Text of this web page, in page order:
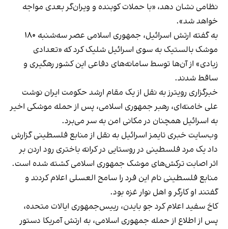
نظامی نشان دهد، «با حملات کوبنده و ویران‌گر بعدی مواجه
خواهد شد».
به گفته ارتش اسرائیل، جمهوری اسلامی عصر سه‌شنبه ۱۸۰
موشک بالستیک به سوی اسرائیل شلیک کرد که «تعدادی
زیادی» از آن‌ها توسط سامانه‌های دفاعی این کشور رهگیری و
ساقط شدند.
خبرگزاری رویترز به نقل از یک مقام ارشد حکومت ایران نوشت
علی خامنه‌ای، رهبر جمهوری اسلامی، پس از حمله موشکی اخیر
به اسرائیل همچنان در مکانی امن به سر می‌برد.
وب‌سایت خبری تایمز اسرائیل به نقل از منابع فلسطینی گزارش
داد یک مرد فلسطینی در روستایی در کرانه باختری رود اردن بر
اثر اصابت ترکش‌های موشک‌ جمهوری اسلامی کشته شده است.
منابع فلسطینی نام این فرد را سامح العسلی اعلام کردند و
گفتند او کارگر و اهل نوار غزه بود.
کاخ سفید اعلام کرد جو بایدن، رییس‌جمهوری ایالات متحده،
پس از اطلاع از حمله جمهوری اسلامی، به ارتش آمریکا دستور